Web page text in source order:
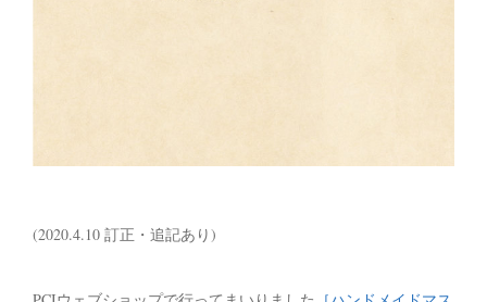
(2020.4.10 訂正・追記あり)